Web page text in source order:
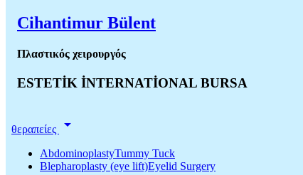
Cihantimur Bülent
Πλαστικός χειρουργός
ESTETİK İNTERNATİONAL BURSA
θεραπείες arrow_drop_down
AbdominoplastyTummy Tuck
Blepharoplasty (eye lift)Eyelid Surgery